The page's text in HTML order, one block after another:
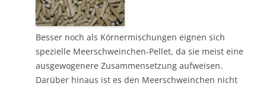
Besser noch als Körnermischungen eignen sich
spezielle Meerschweinchen-Pellet, da sie meist eine
ausgewogenere Zusammensetzung aufweisen.
Darüber hinaus ist es den Meerschweinchen nicht